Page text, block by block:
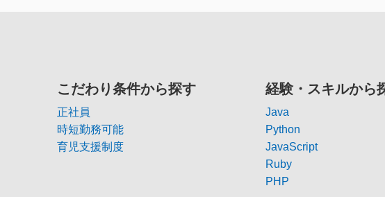
こだわり条件から探す
正社員
時短勤務可能
育児支援制度
経験・スキルから
Java
Python
JavaScript
Ruby
PHP